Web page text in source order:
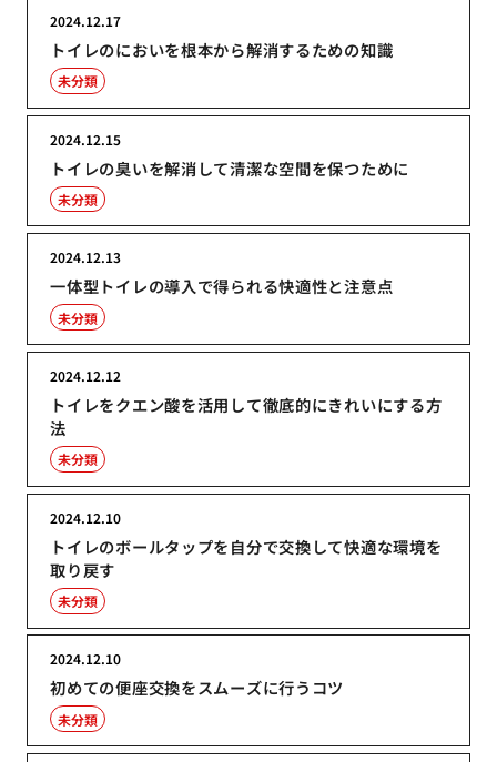
トイレのにおいを根本から解消するための知識
2024.12.17
未分類
トイレの臭いを解消して清潔な空間を保つために
2024.12.15
未分類
一体型トイレの導入で得られる快適性と注意点
2024.12.13
未分類
トイレをクエン酸を活用して徹底的にきれいにする方
法
2024.12.12
未分類
トイレのボールタップを自分で交換して快適な環境を
取り戻す
2024.12.10
未分類
初めての便座交換をスムーズに行うコツ
2024.12.10
未分類